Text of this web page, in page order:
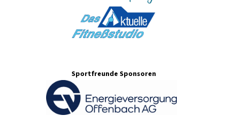
Sportfreunde Sponsoren